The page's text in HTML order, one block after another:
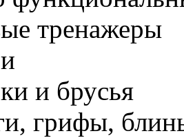
тренажеры
и брусья
грифы,